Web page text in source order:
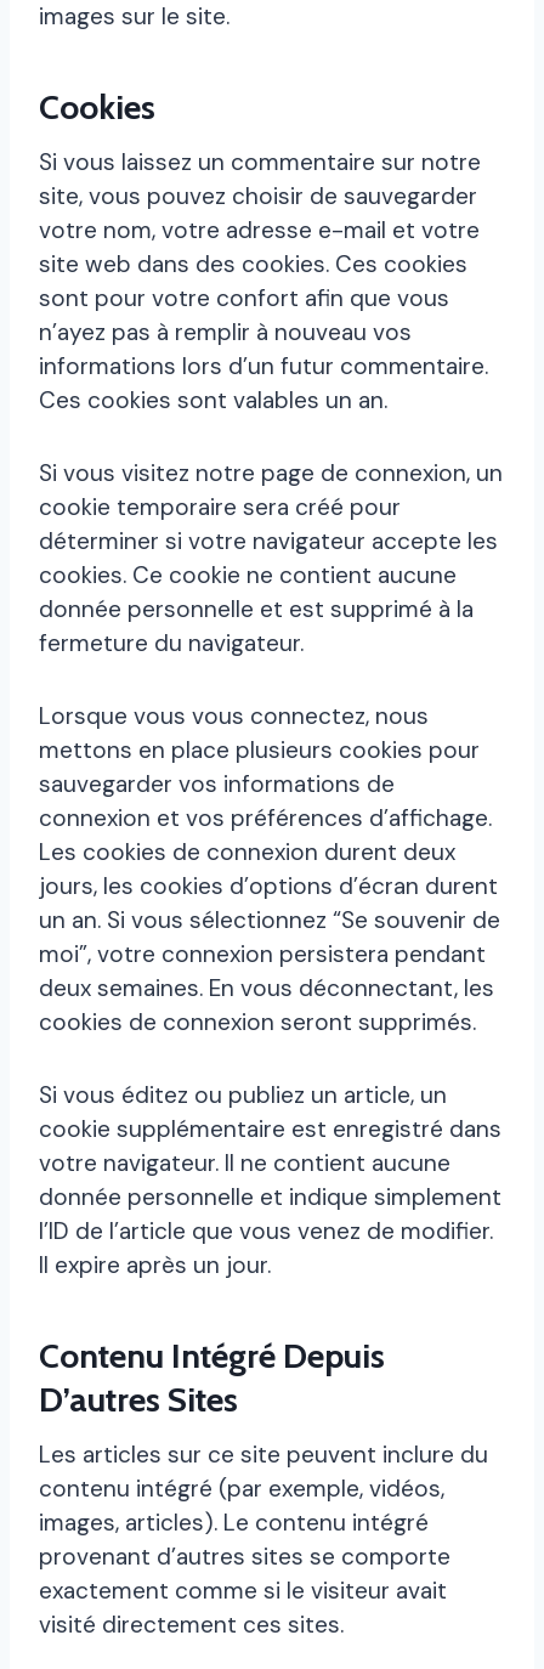
images sur le site.
Cookies
Si vous laissez un commentaire sur notre
site, vous pouvez choisir de sauvegarder
votre nom, votre adresse e-mail et votre
site web dans des cookies. Ces cookies
sont pour votre confort afin que vous
n’ayez pas à remplir à nouveau vos
informations lors d’un futur commentaire.
Ces cookies sont valables un an.
Si vous visitez notre page de connexion, un
cookie temporaire sera créé pour
déterminer si votre navigateur accepte les
cookies. Ce cookie ne contient aucune
donnée personnelle et est supprimé à la
fermeture du navigateur.
Lorsque vous vous connectez, nous
mettons en place plusieurs cookies pour
sauvegarder vos informations de
connexion et vos préférences d’affichage.
Les cookies de connexion durent deux
jours, les cookies d’options d’écran durent
un an. Si vous sélectionnez “Se souvenir de
moi”, votre connexion persistera pendant
deux semaines. En vous déconnectant, les
cookies de connexion seront supprimés.
Si vous éditez ou publiez un article, un
cookie supplémentaire est enregistré dans
votre navigateur. Il ne contient aucune
donnée personnelle et indique simplement
l’ID de l’article que vous venez de modifier.
Il expire après un jour.
Contenu Intégré Depuis
D’autres Sites
Les articles sur ce site peuvent inclure du
contenu intégré (par exemple, vidéos,
images, articles). Le contenu intégré
provenant d’autres sites se comporte
exactement comme si le visiteur avait
visité directement ces sites.